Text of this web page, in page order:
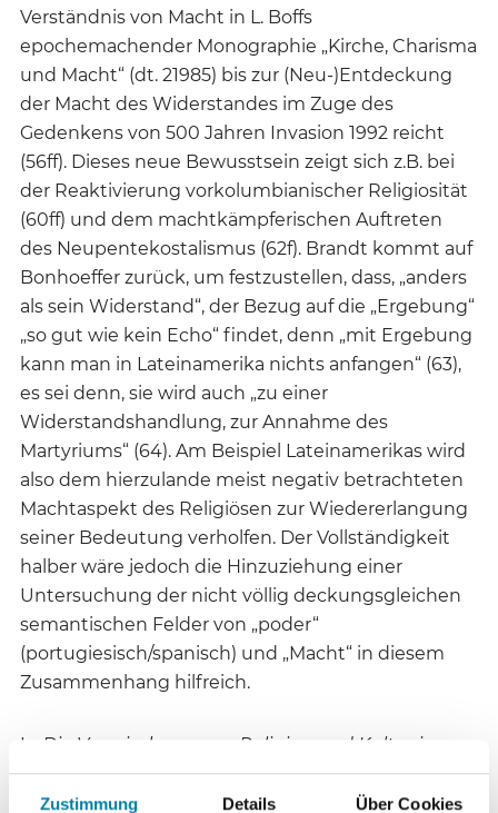
Zustimmung Details Über Cookies
Verständnis von Macht in L. Boffs
epochemachender Monographie „Kirche, Charisma
und Macht“ (dt. 21985) bis zur (Neu-)Entdeckung
der Macht des Widerstandes im Zuge des
Gedenkens von 500 Jahren Invasion 1992 reicht
(56ff). Dieses neue Bewusstsein zeigt sich z.B. bei
der Reaktivierung vorkolumbianischer Religiosität
(60ff) und dem machtkämpferischen Auftreten
des Neupentekostalismus (62f). Brandt kommt auf
Bonhoeffer zurück, um festzustellen, dass, „anders
als sein Widerstand“, der Bezug auf die „Ergebung“
„so gut wie kein Echo“ findet, denn „mit Ergebung
kann man in Lateinamerika nichts anfangen“ (63),
es sei denn, sie wird auch „zu einer
Widerstandshandlung, zur Annahme des
Martyriums“ (64). Am Beispiel Lateinamerikas wird
also dem hierzulande meist negativ betrachteten
Machtaspekt des Religiösen zur Wiedererlangung
seiner Bedeutung verholfen. Der Vollständigkeit
halber wäre jedoch die Hinzuziehung einer
Untersuchung der nicht völlig deckungsgleichen
semantischen Felder von „poder“
(portugiesisch/spanisch) und „Macht“ in diesem
Zusammenhang hilfreich.
In
Die Vermischung von Religion und Kultur in
Brasilien – am Beispiel der hl. Barbara(71ff)
untersucht Brandt das Verhältnis von Religion und